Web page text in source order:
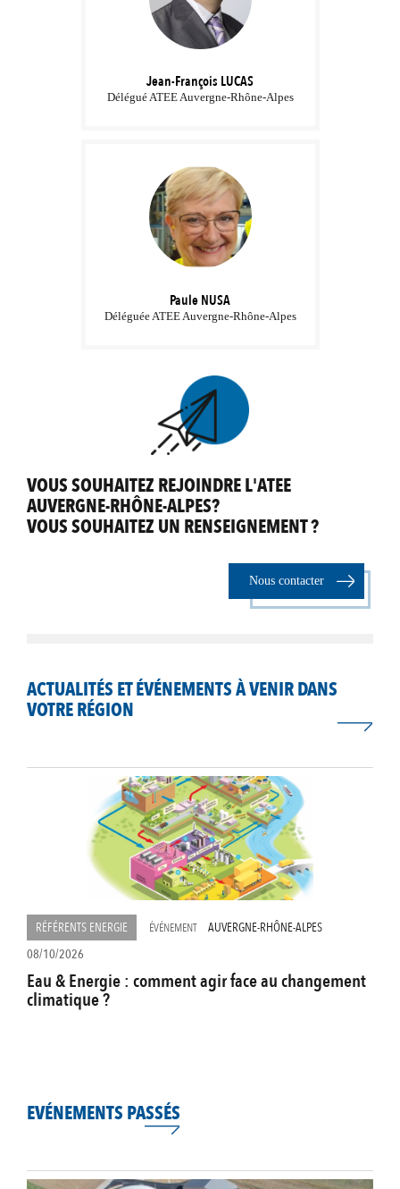
Jean-François LUCAS
Délégué ATEE Auvergne-Rhône-Alpes
Paule NUSA
Déléguée ATEE Auvergne-Rhône-Alpes
VOUS SOUHAITEZ REJOINDRE L'ATEE
AUVERGNE-RHÔNE-ALPES?
VOUS SOUHAITEZ UN RENSEIGNEMENT ?
Nous contacter
ACTUALITÉS ET ÉVÉNEMENTS À VENIR DANS
VOTRE RÉGION
RÉFÉRENTS ENERGIE ÉVÉNEMENT
AUVERGNE-RHÔNE-ALPES
08/10/2026
Eau & Energie : comment agir face au changement
climatique ?
EVÉNEMENTS PASSÉS